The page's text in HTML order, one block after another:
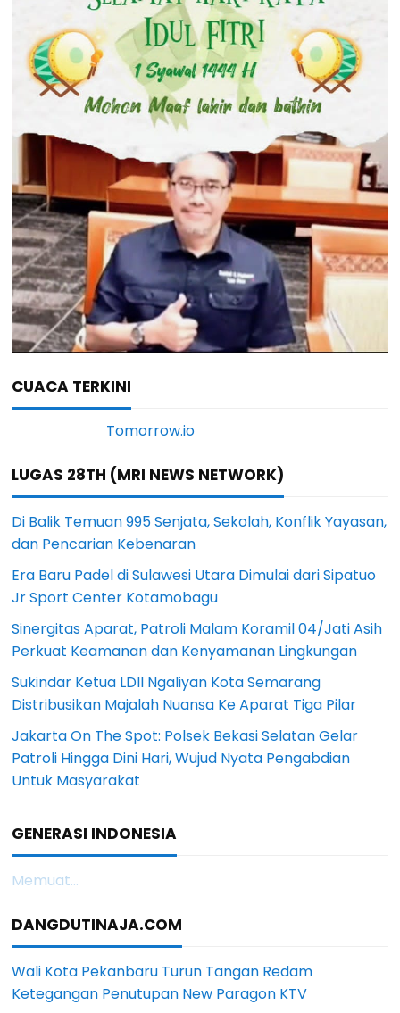
CUACA TERKINI
LUGAS 28TH (MRI NEWS NETWORK)
Di Balik Temuan 995 Senjata, Sekolah, Konflik Yayasan,
dan Pencarian Kebenaran
Era Baru Padel di Sulawesi Utara Dimulai dari Sipatuo
Jr Sport Center Kotamobagu
Sinergitas Aparat, Patroli Malam Koramil 04/Jati Asih
Perkuat Keamanan dan Kenyamanan Lingkungan
Sukindar Ketua LDII Ngaliyan Kota Semarang
Distribusikan Majalah Nuansa Ke Aparat Tiga Pilar
Jakarta On The Spot: Polsek Bekasi Selatan Gelar
Patroli Hingga Dini Hari, Wujud Nyata Pengabdian
Untuk Masyarakat
GENERASI INDONESIA
Memuat...
DANGDUTINAJA.COM
Wali Kota Pekanbaru Turun Tangan Redam
Ketegangan Penutupan New Paragon KTV